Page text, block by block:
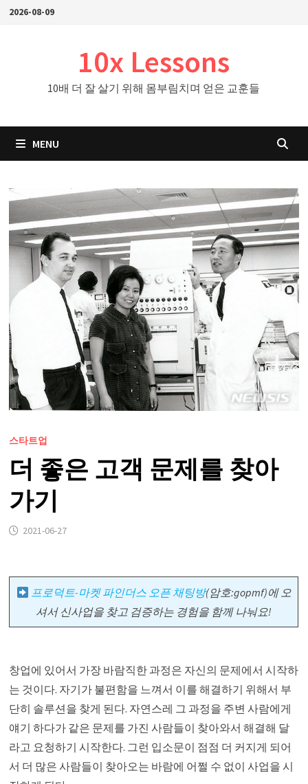
Skip2026-08-09
10x Lessons
10배 더 잘 살기 위해 몸부림치며 얻은 교훈들
MENU
스타트업
더 좋은 고객 문제를 찾아
가기
2021-06-27
프로덕트-마켓 파인더스 오픈 채팅방(암호:gopmf)에 오
셔서 신사업을 찾고 검증하는 경험을 함께 나눠요!
창업에 있어서 가장 바람직한 과정은 자신의 문제에서 시작하
는 것이다. 자기가 불편함을 느껴서 이를 해결하기 위해서 부
단히 솔루션을 찾게 된다. 자연스레 그 과정을 주변 사람에게
얘기 하다가 같은 문제를 가진 사람들이 찾아와서 해결해 달
라고 요청하기 시작한다. 그런 입소문이 점점 더 커지게 되어
서 더 많은 사람들이 찾아오는 바람에 어쩔 수 없이 사업을 시